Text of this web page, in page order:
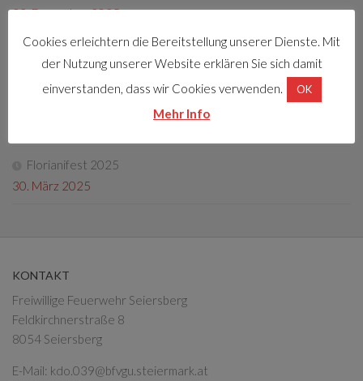
22. Dezember 2025
Tag der offenen Tür 2025
4. Oktober 2025
Florianifest 2025
30. März 2025
KONTAKT
Freiwillige Feuerwehr Seiersberg
Feldkirchnerstraße 8
8054 Seiersberg
E-Mail: kdo.039@bfvgu.steiermark.at
Cookies erleichtern die Bereitstellung unserer Dienste. Mit
der Nutzung unserer Website erklären Sie sich damit
einverstanden, dass wir Cookies verwenden.
OK
Mehr Info